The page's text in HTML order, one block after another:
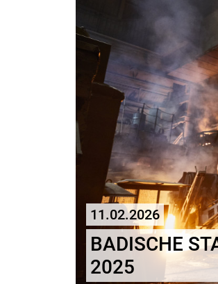
11.02.2026
BADISCHE
2025